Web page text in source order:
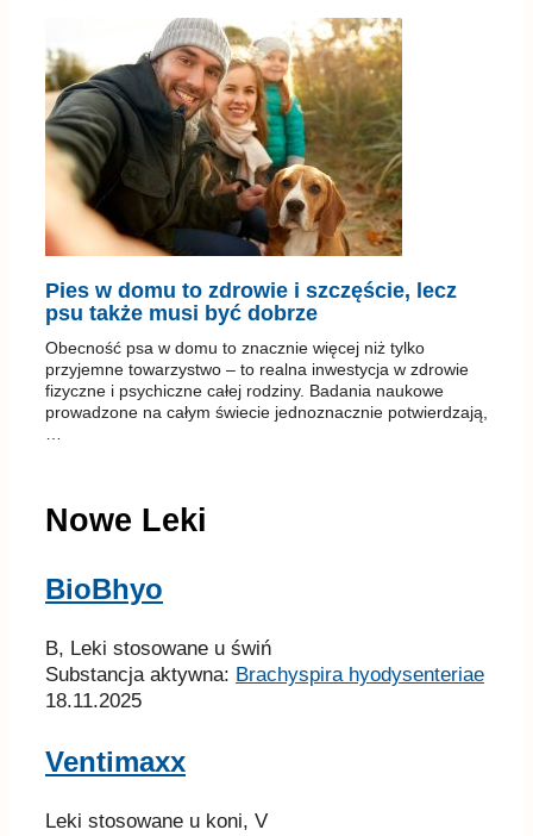
Pies w domu to zdrowie i szczęście, lecz
psu także musi być dobrze
Obecność psa w domu to znacznie więcej niż tylko
przyjemne towarzystwo – to realna inwestycja w zdrowie
fizyczne i psychiczne całej rodziny. Badania naukowe
prowadzone na całym świecie jednoznacznie potwierdzają,
Nowe Leki
BioBhyo
B, Leki stosowane u świń
Substancja aktywna: Brachyspira hyodysenteriae
18.11.2025
Ventimaxx
Leki stosowane u koni, V